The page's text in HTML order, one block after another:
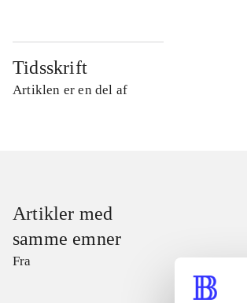
Tidsskrift
Artiklen er en del af
Artikler med
samme emner
Fra